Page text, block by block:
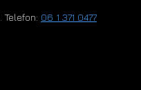
Telefon: 06 1 371 0477